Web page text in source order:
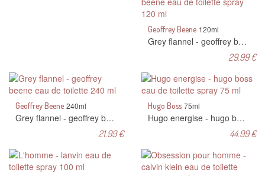
Geoffrey Beene 120ml
Grey flannel - geoffrey beene eau de toilette spray 120 ml
29.99 €
Geoffrey Beene 240ml
Grey flannel - geoffrey beene eau de toilette 240 ml
21.99 €
Hugo Boss 75ml
Hugo energise - hugo boss eau de toilette spray 75 ml
44.99 €